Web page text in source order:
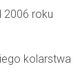
2006 roku
kolarstwa